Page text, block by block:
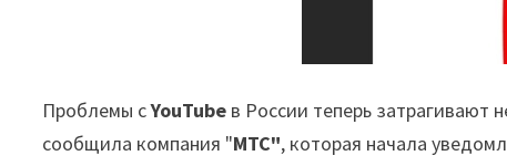
Проблемы сYouTube в России теперь затрагивают
сообщила компания "МТС", которая начала